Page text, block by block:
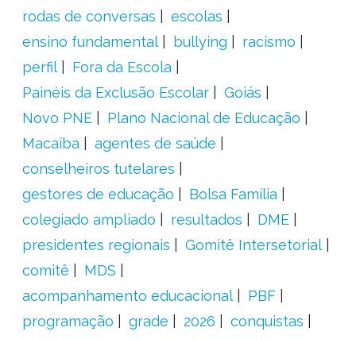
rodas de conversas
escolas
ensino fundamental
bullying
racismo
perfil
Fora da Escola
Painéis da Exclusão Escolar
Goiás
Novo PNE
Plano Nacional de Educação
Macaíba
agentes de saúde
conselheiros tutelares
gestores de educação
Bolsa Família
colegiado ampliado
resultados
DME
presidentes regionais
Gomitê Intersetorial
comitê
MDS
acompanhamento educacional
PBF
programação
grade 2026
conquistas